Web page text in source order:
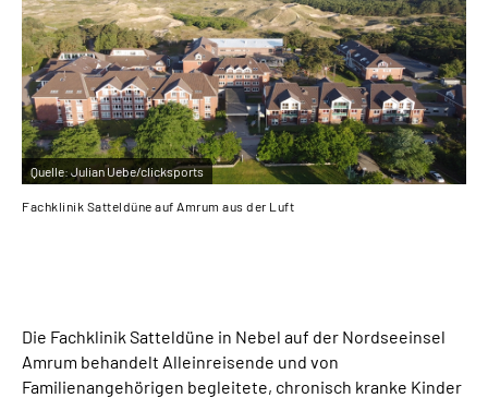
Quelle:Julian Uebe/clicksports
Fachklinik Satteldüne auf Amrum aus der Luft
Die Fachklinik Satteldüne in Nebel auf der Nordseeinsel
Amrum behandelt Alleinreisende und von
Familienangehörigen begleitete, chronisch kranke Kinder